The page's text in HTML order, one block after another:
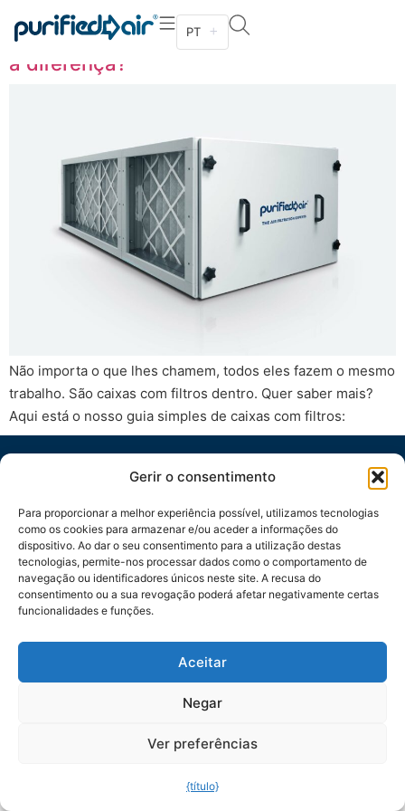
Gerir o consentimento
Para proporcionar a melhor experiência possível, utilizamos tecnologias
como os cookies para armazenar e/ou aceder a informações do
dispositivo. Ao dar o seu consentimento para a utilização destas
tecnologias, permite-nos processar dados como o comportamento de
navegação ou identificadores únicos neste site. A recusa do
consentimento ou a sua revogação poderá afetar negativamente certas
funcionalidades e funções.
Aceitar
Negar
Ver preferências
{título}
PT
Unidade de ecologia, caixa de filtro,
unidade de controlo da poluição - qual é
a diferença?
Não importa o que lhes chamem, todos eles fazem o mesmo
trabalho. São caixas com filtros dentro. Quer saber mais?
Aqui está o nosso guia simples de caixas com filtros:
Lyon House, Lyon
Road
Romford
Essex RM1 2BG
Reino Unido
+44 (0) 1708 755
enq@purifiedair.com
Privacidade